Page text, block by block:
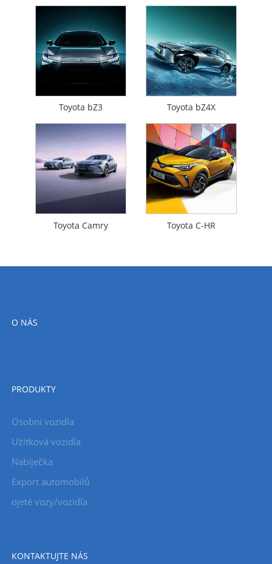
Toyota bZ3 Toyota bZ4X
Toyota Camry Toyota C-HR
O NÁS
PRODUKTY
Osobní vozidla
Užitková vozidla
Nabíječka
Export automobilů
ojeté vozy/vozidla
KONTAKTUJTE NÁS